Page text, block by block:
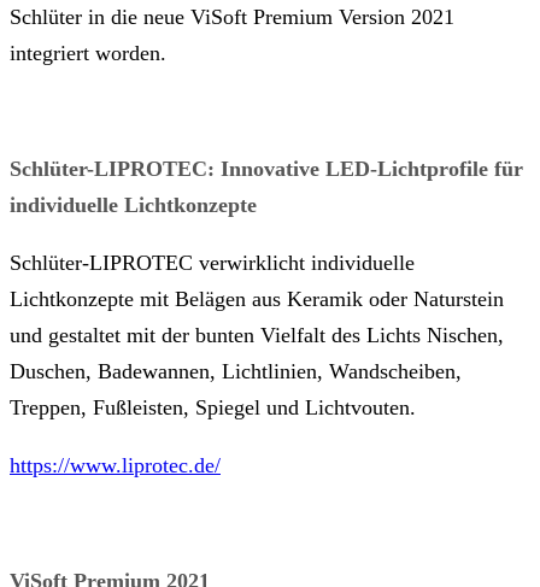
Schlüter in die neue ViSoft Premium Version 2021
integriert worden.
Schlüter-LIPROTEC: Innovative LED-Lichtprofile für
individuelle Lichtkonzepte
Schlüter-LIPROTEC verwirklicht individuelle
Lichtkonzepte mit Belägen aus Keramik oder Naturstein
und gestaltet mit der bunten Vielfalt des Lichts Nischen,
Duschen, Badewannen, Lichtlinien, Wandscheiben,
Treppen, Fußleisten, Spiegel und Lichtvouten.
https://www.liprotec.de/
ViSoft Premium 2021